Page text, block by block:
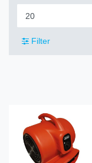
Filter